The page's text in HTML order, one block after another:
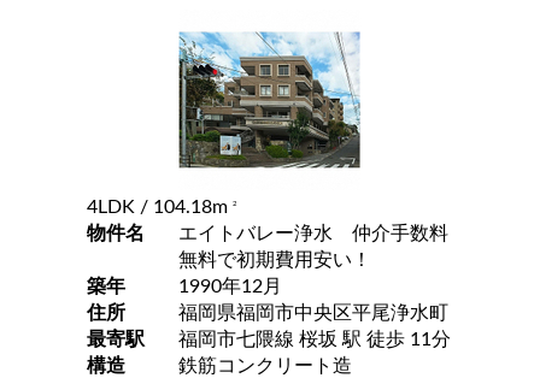
4LDK / 104.18m 2
物件名
エイトバレー浄水 仲介手数料
無料で初期費用安い！
築年
1990年12月
住所
福岡県福岡市中央区平尾浄水町
最寄駅
福岡市七隈線 桜坂 駅 徒歩 11分
構造
鉄筋コンクリート造